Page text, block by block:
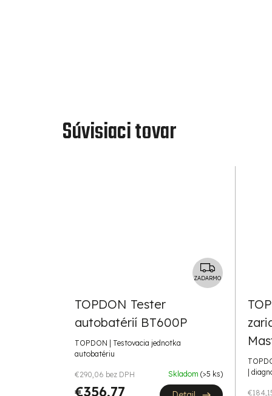
Súvisiaci tovar
Z
A
ZADARMO
TOPDON Tester
autobatérií BT600P
TOPDON | Testovacia jednotka
autobatériu
€290,06 bez DPH
€356,77
Skladom (>5 ks)
|